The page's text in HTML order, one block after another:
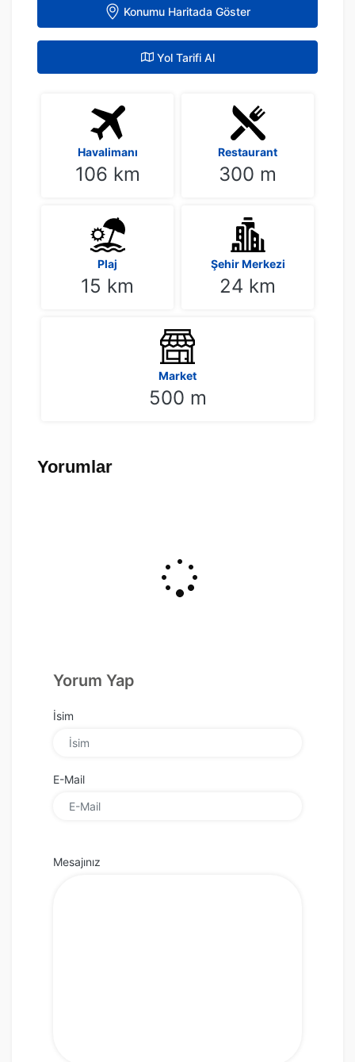
Konumu Haritada Göster
Yol Tarifi Al
Havalimanı
106 km
Restaurant
300 m
Plaj
15 km
Şehir Merkezi
24 km
Market
500 m
Yorumlar
Yorum Yap
İsim
E-Mail
Mesajınız